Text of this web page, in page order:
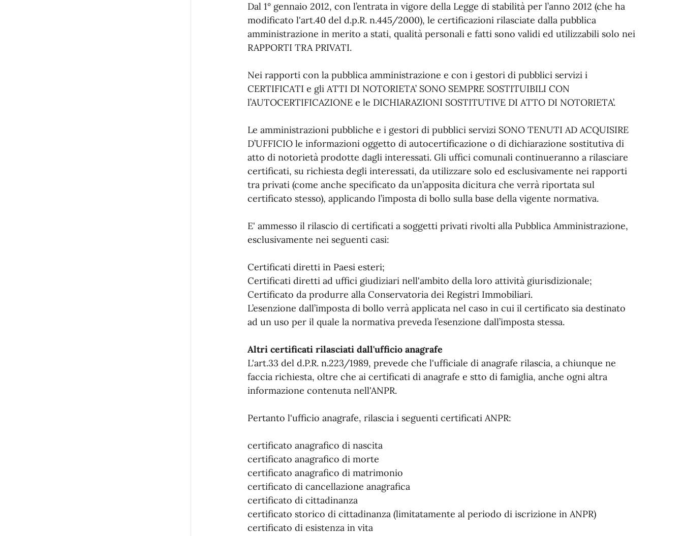
Dal 1° gennaio 2012, con l’entrata in vigore della Legge di stabilità per l’anno 2012 (che ha
modificato l'art.40 del d.p.R. n.445/2000), le certificazioni rilasciate dalla pubblica
amministrazione in merito a stati, qualità personali e fatti sono validi ed utilizzabili solo nei
RAPPORTI TRA PRIVATI.
Nei rapporti con la pubblica amministrazione e con i gestori di pubblici servizi i
CERTIFICATI e gli ATTI DI NOTORIETA’ SONO SEMPRE SOSTITUIBILI CON
l’AUTOCERTIFICAZIONE e le DICHIARAZIONI SOSTITUTIVE DI ATTO DI NOTORIETA’.
Le amministrazioni pubbliche e i gestori di pubblici servizi SONO TENUTI AD ACQUISIRE
D’UFFICIO le informazioni oggetto di autocertificazione o di dichiarazione sostitutiva di
atto di notorietà prodotte dagli interessati. Gli uffici comunali continueranno a rilasciare
certificati, su richiesta degli interessati, da utilizzare solo ed esclusivamente nei rapporti
tra privati (come anche specificato da un’apposita dicitura che verrà riportata sul
certificato stesso), applicando l’imposta di bollo sulla base della vigente normativa.
E' ammesso il rilascio di certificati a soggetti privati rivolti alla Pubblica Amministrazione,
esclusivamente nei seguenti casi:
Certificati diretti in Paesi esteri;
Certificati diretti ad uffici giudiziari nell'ambito della loro attività giurisdizionale;
Certificato da produrre alla Conservatoria dei Registri Immobiliari.
L’esenzione dall’imposta di bollo verrà applicata nel caso in cui il certificato sia destinato
ad un uso per il quale la normativa preveda l’esenzione dall’imposta stessa.
Altri certificati rilasciati dall'ufficio anagrafe
L'art.33 del d.P.R. n.223/1989, prevede che l'ufficiale di anagrafe rilascia, a chiunque ne
faccia richiesta, oltre che ai certificati di anagrafe e stto di famiglia, anche ogni altra
informazione contenuta nell'ANPR.
Pertanto l'ufficio anagrafe, rilascia i seguenti certificati ANPR:
certificato anagrafico di nascita
certificato anagrafico di morte
certificato anagrafico di matrimonio
certificato di cancellazione anagrafica
certificato di cittadinanza
certificato storico di cittadinanza (limitatamente al periodo di iscrizione in ANPR)
certificato di esistenza in vita